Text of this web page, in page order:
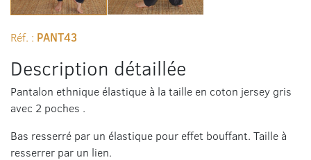
Réf. : PANT43
Description détaillée
Pantalon ethnique élastique à la taille en coton jersey gris
avec 2 poches .
Bas resserré par un élastique pour effet bouffant. Taille à
resserrer par un lien.